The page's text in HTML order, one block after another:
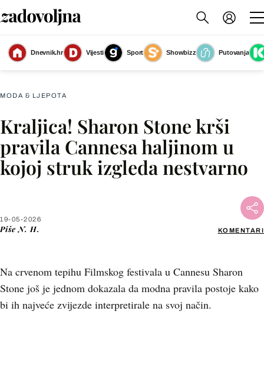
Dnevnik.hr Vijesti Sport Showbizz
Putovanja
Sharon Stone(Foto: Profimedia)
MODA & LJEPOTA
Kraljica! Sharon Stone krši
pravila Cannesa haljinom u
kojoj struk izgleda nestvarno
19-05-2026
Piše N. H. KOMENTARI
Na crvenom tepihu Filmskog festivala u Cannesu Sharon
Stone još je jednom dokazala da modna pravila postoje kako
bi ih najveće zvijezde interpretirale na svoj način.
Facebook
X